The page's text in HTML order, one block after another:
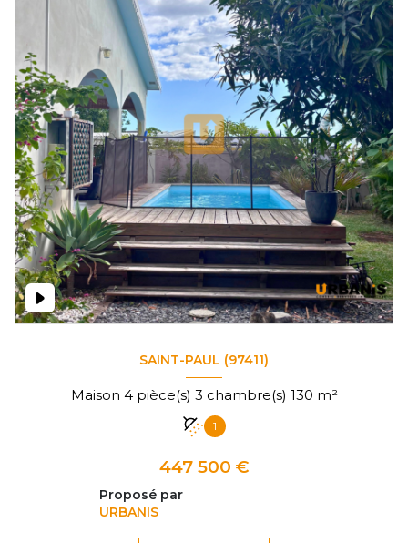
SAINT-PAUL (97411)
Maison 4 pièce(s) 3 chambre(s) 130 m²
1
447 500 €
Proposé par
URBANIS